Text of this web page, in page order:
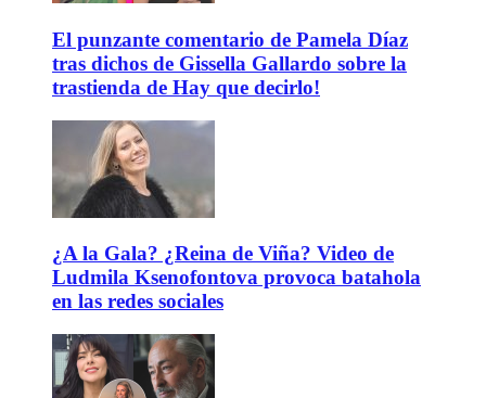
El punzante comentario de Pamela Díaz
tras dichos de Gissella Gallardo sobre la
trastienda de Hay que decirlo!
¿A la Gala? ¿Reina de Viña? Video de
Ludmila Ksenofontova provoca batahola
en las redes sociales